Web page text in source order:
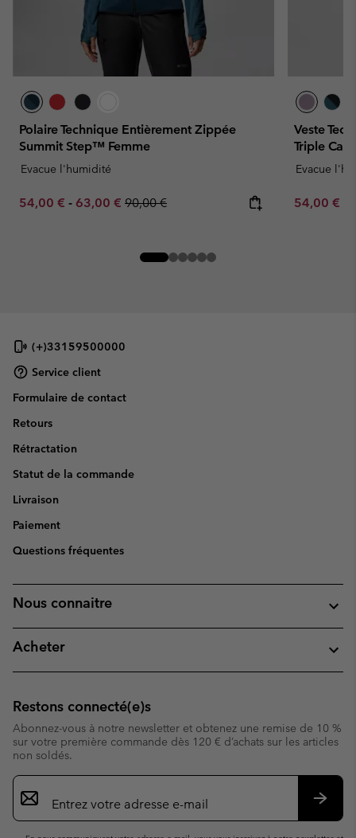
Polaire Technique Entièrement Zippée
Summit Step™ Femme
Evacue l'humidité
Minimum sale price:
54,00 € - Maximum sale price:
63,00 € Regular price:
90,00 €
Veste
Triple
Evacue
Minimum
54,00 €
(+)33159500000
Service client
Formulaire de contact
Retours
Rétractation
Statut de la commande
Livraison
Paiement
Questions fréquentes
Nous connaitre
Acheter
Restons connecté(e)s
Abonnez-vous à notre newsletter et obtenez une remise de 10 %
sur votre première commande dès 120 € d’achats sur les articles
non soldés.
Inscription
par
e-